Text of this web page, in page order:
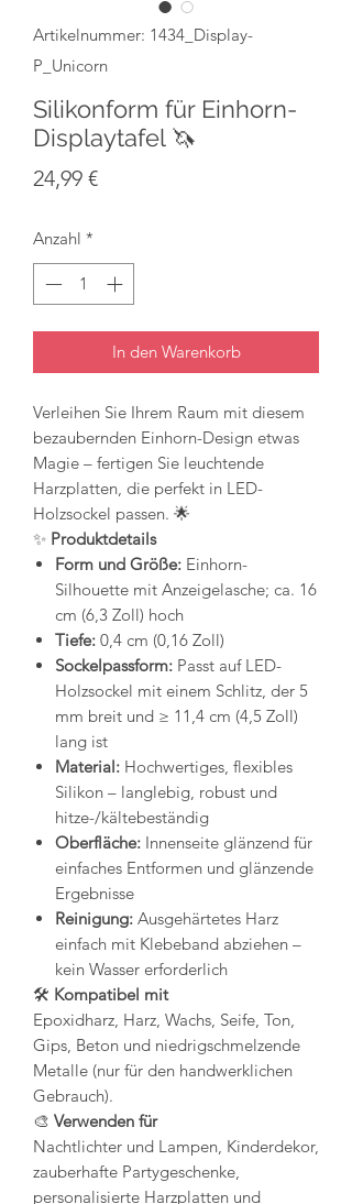
Artikelnummer: 1434_Display-
P_Unicorn
Silikonform für Einhorn-
Displaytafel 🦄
24,99 €Preis
Anzahl *
In den Warenkorb
Verleihen Sie Ihrem Raum mit diesem
bezaubernden Einhorn-Design etwas
Magie – fertigen Sie leuchtende
Harzplatten, die perfekt in LED-
Holzsockel passen. 🌟
✨ Produktdetails
Form und Größe: Einhorn-
Silhouette mit Anzeigelasche; ca. 16
cm (6,3 Zoll) hoch
Tiefe: 0,4 cm (0,16 Zoll)
Sockelpassform: Passt auf LED-
Holzsockel mit einem Schlitz, der 5
mm breit und ≥ 11,4 cm (4,5 Zoll)
lang ist
Material: Hochwertiges, flexibles
Silikon – langlebig, robust und
hitze-/kältebeständig
Oberfläche: Innenseite glänzend für
einfaches Entformen und glänzende
Ergebnisse
Reinigung: Ausgehärtetes Harz
einfach mit Klebeband abziehen –
kein Wasser erforderlich
🛠️ Kompatibel mit
Epoxidharz, Harz, Wachs, Seife, Ton,
Gips, Beton und niedrigschmelzende
Metalle (nur für den handwerklichen
Gebrauch).
🎨 Verwenden für
Nachtlichter und Lampen, Kinderdekor,
zauberhafte Partygeschenke,
personalisierte Harzplatten und